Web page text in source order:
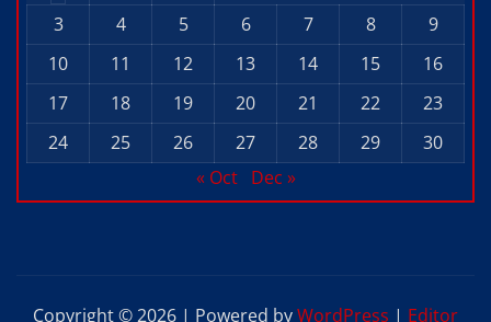
3
4 5 6 7 8
9
10
11 12 13 14 15
16
17
18 19 20 21 22
23
24
25 26 27 28 29
30
« Oct
Dec »
Copyright © 2026 | Powered byWordPress | Editor